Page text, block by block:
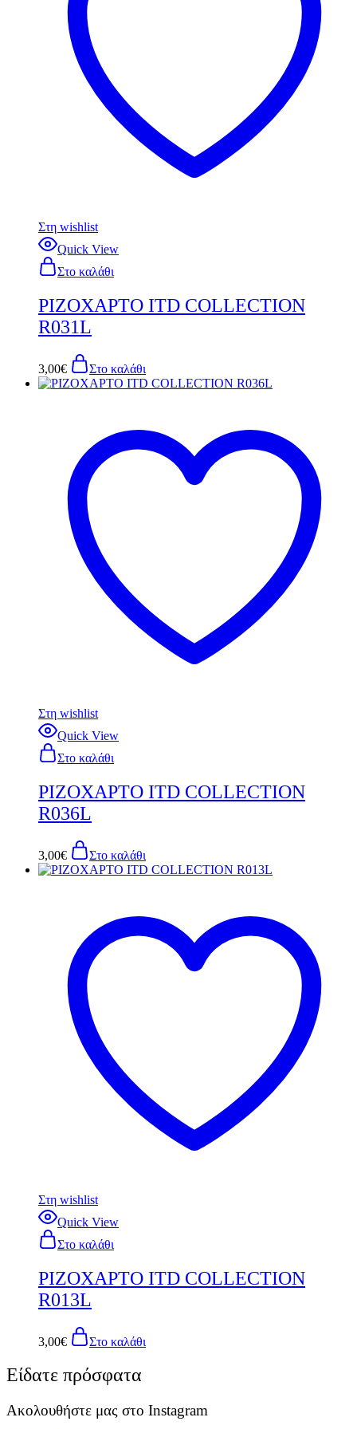
Στη wishlist
Quick View
Στο καλάθι
ΡΙΖΟΧΑΡΤΟ ITD COLLECTION
R031L
3,00€ Στο καλάθι
Στη wishlist
Quick View
Στο καλάθι
ΡΙΖΟΧΑΡΤΟ ITD COLLECTION
R036L
3,00€ Στο καλάθι
Στη wishlist
Quick View
Στο καλάθι
ΡΙΖΟΧΑΡΤΟ ITD COLLECTION
R013L
3,00€ Στο καλάθι
Είδατε πρόσφατα
Ακολουθήστε μας στο Instagram